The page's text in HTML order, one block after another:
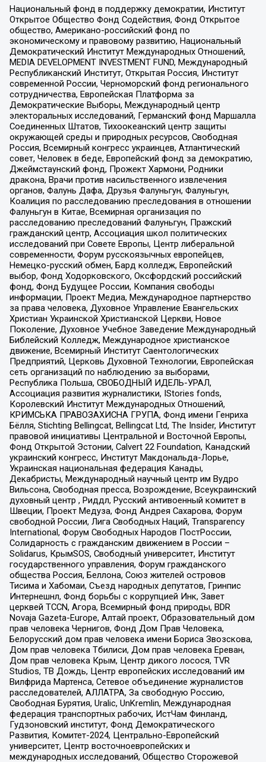
Национальный фонд в поддержку демократии, Институт
Открытое Общество Фонд Содействия, Фонд Открытое
общество, Американо-российский фонд по
экономическому и правовому развитию, Национальный
Демократический Институт Международных Отношений,
MEDIA DEVELOPMENT INVESTMENT FUND, Международный
Республиканский Институт, Открытая Россия, Институт
современной России, Черноморский фонд регионального
сотрудничества, Европейская Платформа за
Демократические Выборы, Международный центр
электоральных исследований, Германский фонд Маршалла
Соединенных Штатов, Тихоокеанский центр защиты
окружающей среды и природных ресурсов, Свободная
Россия, Всемирный конгресс украинцев, Атлантический
совет, Человек в беде, Европейский фонд за демократию,
Джеймстаунский фонд, Прожект Хармони, Родники
дракона, Врачи против насильственного извлечения
органов, Фалунь Дафа, Друзья Фалуньгун, Фалуньгун,
Коалиция по расследованию преследования в отношении
Фалуньгун в Китае, Всемирная организация по
расследованию преследований Фалуньгун, Пражский
гражданский центр, Ассоциация школ политических
исследований при Совете Европы, Центр либеральной
современности, Форум русскоязычных европейцев,
Немецко-русский обмен, Бард колледж, Европейский
выбор, Фонд Ходорковского, Оксфордский российский
фонд, Фонд Будущее России, Компания свободы
информации, Проект Медиа, Международное партнерство
за права человека, Духовное Управление Евангельских
Христиан Украинской Христианской Церкви, Новое
Поколение, Духовное Учебное Заведение Международный
Библейский Колледж, Международное христианское
движение, Всемирный Институт Саентологических
Предприятий, Церковь Духовной Технологии, Европейская
сеть организаций по наблюдению за выборами,
Республика Польша, СВОБОДНЫЙ ИДЕЛЬ-УРАЛ,
Ассоциация развития журналистики, IStories fonds,
Королевский Институт Международных Отношений,
КРИМСЬКА ПРАВОЗАХИСНА ГРУПА, Фонд имени Генриха
Бёлля, Stichting Bellingcat, Bellingcat Ltd, The Insider, Институт
правовой инициативы Центральной и Восточной Европы,
Фонд Открытой Эстонии, Calvert 22 Foundation, Канадский
украинский конгресс, Институт Макдональда-Лорье,
Украинская национальная федерация Канады,
Декабристы, Международный научный центр им Вудро
Вильсона, Свободная пресса, Возрождение, Всеукраинский
духовный центр , Риддл, Русский антивоенный комитет в
Швеции, Проект Медуза, Фонд Андрея Сахарова, Форум
свободной России, Лига Свободных Наций, Transparеncy
International, Форум Свободных Народов ПостРоссии,
Солидарность с гражданским движением в России –
Solidarus, КрымSOS, Свободный университет, Институт
государственного управления, Форум гражданского
общества Россия, Беллона, Союз жителей островов
Тисима и Хабомаи, Съезд народных депутатов, Гринпис
Интернешнл, Фонд борьбы с коррупцией Инк, Завет
церквей TCCN, Агора, Всемирный фонд природы, BDR
Novaja Gazeta-Europe, Алтай проект, Образовательный дом
прав человека Чернигов, Фонд Дом Прав Человека,
Белорусский дом прав человека имени Бориса Звозскова,
Дом прав человека Тбилиси, Дом прав человека Ереван,
Дом прав человека Крым, Центр дикого лосося, TVR
Studios, ТВ Дождь, Центр европейских исследований им
Вилфрида Мартенса, Сетевое объединение журналистов
расследователей, АЛЛАТРА, За свободную Россию,
Свободная Бурятия, Uralic, UnKremlin, Международная
федерация транспортных рабочих, ИстЧам Финланд,
Гудзоновский институт, Фонд Демократического
Развития, Комитет-2024, Центрально-Европейский
университет, Центр восточноевропейских и
международных исследований, Общество Сторожевой